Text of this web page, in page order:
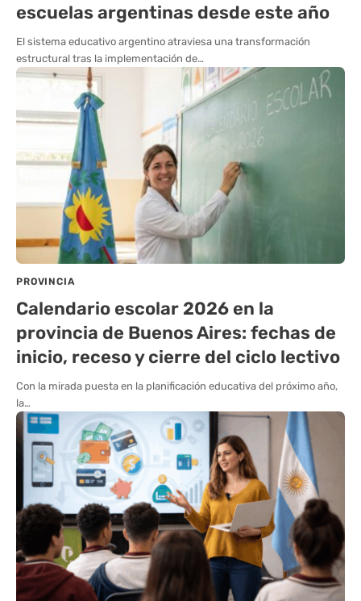
escuelas argentinas desde este año
El sistema educativo argentino atraviesa una transformación
estructural tras la implementación de…
PROVINCIA
Calendario escolar 2026 en la
provincia de Buenos Aires: fechas de
inicio, receso y cierre del ciclo lectivo
Con la mirada puesta en la planificación educativa del próximo año,
la…